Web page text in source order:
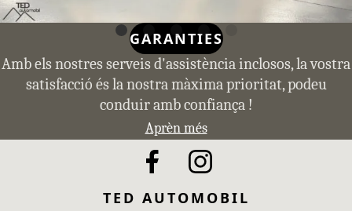
GARANTIES
Amb els nostres serveis d'assistència inclosos, la vostra
satisfacció és la nostra màxima prioritat, podeu
conduir amb confiança !
Aprèn més
TED AUTOMOBIL